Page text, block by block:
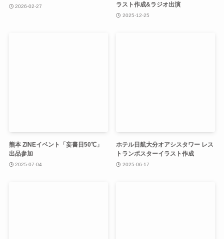
2026-02-27
ラスト作成&ラジオ出演
2025-12-25
熊本 ZINEイベント「妄書日50℃」
出品参加
2025-07-04
ホテル日航大分オアシスタワー レス
トランポスターイラスト作成
2025-06-17